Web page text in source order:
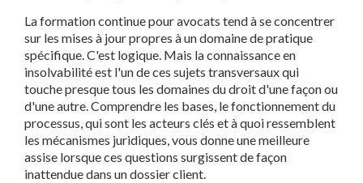
La formation continue pour avocats tend à se concentrer
sur les mises à jour propres à un domaine de pratique
spécifique. C'est logique. Mais la connaissance en
insolvabilité est l'un de ces sujets transversaux qui
touche presque tous les domaines du droit d'une façon ou
d'une autre. Comprendre les bases, le fonctionnement du
processus, qui sont les acteurs clés et à quoi ressemblent
les mécanismes juridiques, vous donne une meilleure
assise lorsque ces questions surgissent de façon
inattendue dans un dossier client.